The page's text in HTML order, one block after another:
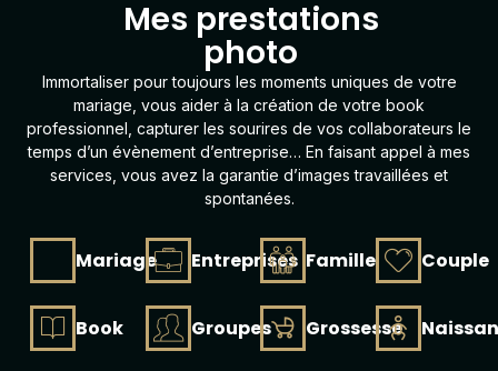
Mes prestations
photo
Immortaliser pour toujours les moments uniques de votre
mariage, vous aider à la création de votre book
professionnel, capturer les sourires de vos collaborateurs le
temps d’un évènement d’entreprise… En faisant appel à mes
services, vous avez la garantie d’images travaillées et
spontanées.
Mariage Entreprises Famille Couple
Book Groupes Grossesse